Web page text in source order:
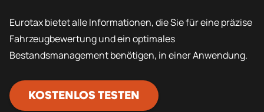
Eurotax bietet alle Informationen, die Sie für eine präzise
Fahrzeugbewertung und ein optimales
Bestandsmanagement benötigen, in einer Anwendung.
KOSTENLOS TESTEN